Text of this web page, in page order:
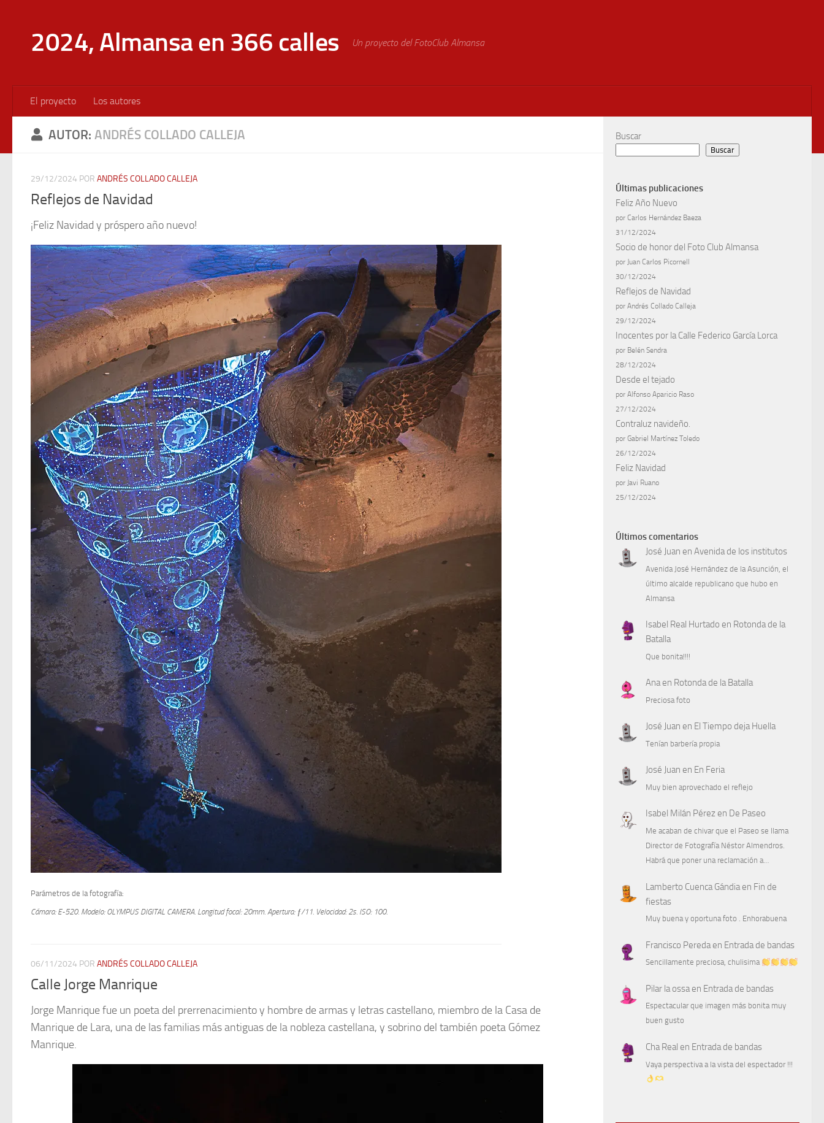
2024, Almansa en 366 calles Un proyecto del FotoClub Almansa
El proyecto Los autores
AUTOR: ANDRÉS COLLADO CALLEJA
29/12/2024 POR ANDRÉS COLLADO CALLEJA
Reflejos de Navidad
¡Feliz Navidad y próspero año nuevo!
Parámetros de la fotografía:
Cámara: E-520. Modelo: OLYMPUS DIGITAL CAMERA. Longitud focal: 20mm. Apertura: ƒ/11. Velocidad: 2s. ISO: 100.
06/11/2024 POR ANDRÉS COLLADO CALLEJA
Calle Jorge Manrique
Jorge Manrique fue un poeta del prerrenacimiento y hombre de armas y letras castellano, miembro de la Casa de
Manrique de Lara, una de las familias más antiguas de la nobleza castellana, y sobrino del también poeta Gómez
Manrique.
Buscar
Buscar
Últimas publicaciones
Feliz Año Nuevo
por Carlos Hernández Baeza
31/12/2024
Socio de honor del Foto Club Almansa
por Juan Carlos Picornell
30/12/2024
Reflejos de Navidad
por Andrés Collado Calleja
29/12/2024
Inocentes por la Calle Federico García Lorca
por Belén Sendra
28/12/2024
Desde el tejado
por Alfonso Aparicio Raso
27/12/2024
Contraluz navideño.
por Gabriel Martínez Toledo
26/12/2024
Feliz Navidad
por Javi Ruano
25/12/2024
Últimos comentarios
José Juan en Avenida de los institutos
Avenida José Hernández de la Asunción, el
último alcalde republicano que hubo en
Almansa
Isabel Real Hurtado en Rotonda de la
Batalla
Que bonita!!!!
Anaen Rotonda de la Batalla
Preciosa foto
José Juan en El Tiempo deja Huella
Tenían barbería propia
José Juan en En Feria
Muy bien aprovechado el reflejo
Isabel Milán Pérezen De Paseo
Me acaban de chivar que el Paseo se llama
Director de Fotografía Néstor Almendros.
Habrá que poner una reclamación a…
Lamberto Cuenca Gándiaen Fin de
fiestas
Muy buena y oportuna foto . Enhorabuena
Francisco Peredaen Entrada de bandas
Sencillamente preciosa, chulisima
Pilar la ossaen Entrada de bandas
Espectacular que imagen más bonita muy
buen gusto
Cha Real en Entrada de bandas
Vaya perspectiva a la vista del espectador !!!